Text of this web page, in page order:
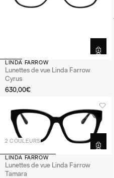
LINDA FARROW
Lunettes de vue Linda Farrow
Cyrus
630,00€
2 COULEURS
LINDA FARROW
Lunettes de vue Linda Farrow
Tamara